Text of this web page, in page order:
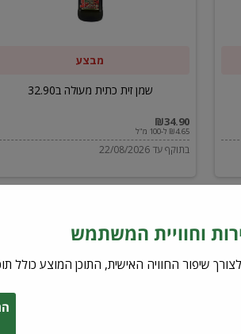
מבצע
שמן זית כתית מעולה ב32.90
₪34.90
₪4.65 ל-100 מ"ל
בתוקף עד 22/08/2026